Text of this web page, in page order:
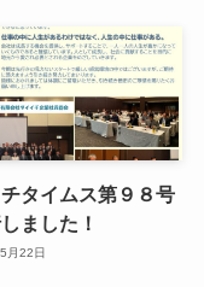
タイムス第９８号
ました！
月22日